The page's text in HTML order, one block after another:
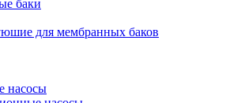
баки
для мембранных баков
насосы